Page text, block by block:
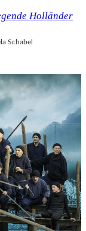
Holländer
Schabel